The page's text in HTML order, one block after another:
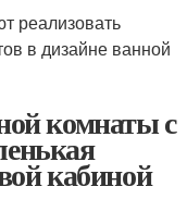
реализовать
в дизайне ванной
комнаты с
кабиной